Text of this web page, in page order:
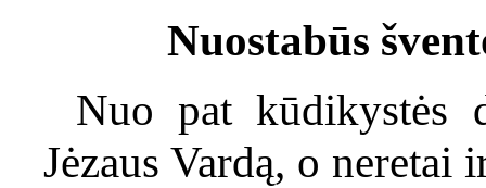
Nuostabūs
Nuo pat kūdikystės
Jėzaus Vardą, o